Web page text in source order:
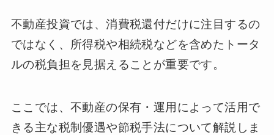
不動産投資では、消費税還付だけに注目するの
ではなく、所得税や相続税などを含めたトータ
ルの税負担を見据えることが重要です。
ここでは、不動産の保有・運用によって活用で
きる主な税制優遇や節税手法について解説しま